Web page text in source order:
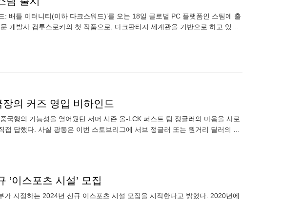
: 배틀 이터니티(이하 다크스워드)’를 오는 18일 글로벌 PC 플랫폼인 스팀에 출
개발사 컴투스로카의 첫 작품으로, 다크판타지 세계관을 기반으로 하고 있는
의 커즈 영입 비하인드
국행의 가능성을 열어뒀던 서머 시즌 올-LCK 퍼스트 팀 정글러의 마음을 사로
답했다. 사실 광동은 이번 스토브리그에 서브 정글러 또는 원거리 딜러의 영
‘이스포츠 시설’ 모집
지정하는 2024년 신규 이스포츠 시설 모집을 시작한다고 밝혔다. 2020년에